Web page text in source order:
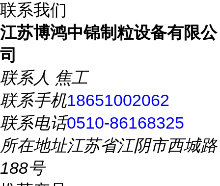
联系我们
江苏博鸿中锦制粒设备有限公
司
联系人 焦工
联系手机18651002062
联系电话0510-86168325
所在地址江苏省江阴市西城路
188号